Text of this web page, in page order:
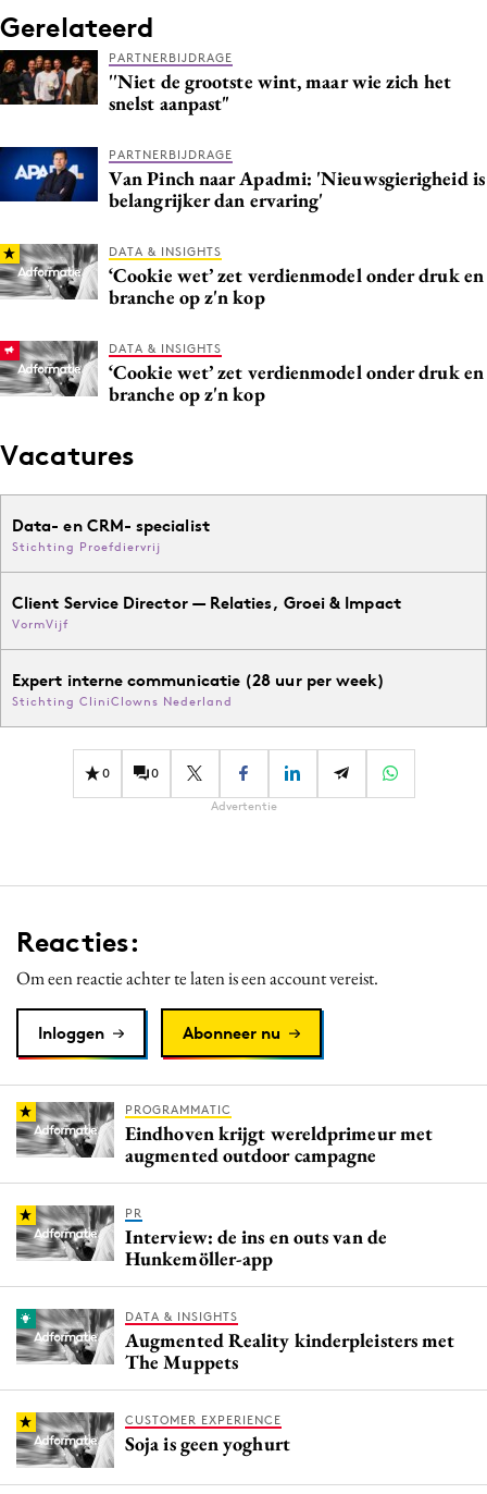
Gerelateerd
PARTNERBIJDRAGE
''Niet de grootste wint, maar wie zich het
snelst aanpast"
PARTNERBIJDRAGE
Van Pinch naar Apadmi: 'Nieuwsgierigheid is
belangrijker dan ervaring'
DATA & INSIGHTS
‘Cookie wet’ zet verdienmodel onder druk en
branche op z'n kop
DATA & INSIGHTS
‘Cookie wet’ zet verdienmodel onder druk en
branche op z'n kop
Vacatures
Data- en CRM- specialist
Stichting Proefdiervrij
Client Service Director — Relaties, Groei & Impact
VormVijf
Expert interne communicatie (28 uur per week)
Stichting CliniClowns Nederland
0 0
Advertentie
Reacties:
Om een reactie achter te laten is een account vereist.
Inloggen Abonneer nu
PROGRAMMATIC
Eindhoven krijgt wereldprimeur met
augmented outdoor campagne
PR
Interview: de ins en outs van de
Hunkemöller-app
DATA & INSIGHTS
Augmented Reality kinderpleisters met
The Muppets
CUSTOMER EXPERIENCE
Soja is geen yoghurt